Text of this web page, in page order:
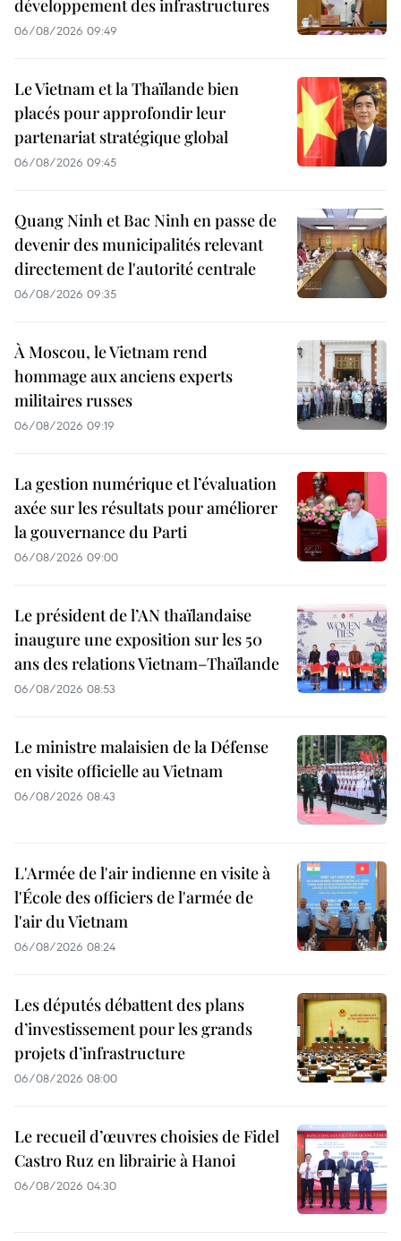
développement des infrastructures
06/08/2026 09:49
Le Vietnam et la Thaïlande bien
placés pour approfondir leur
partenariat stratégique global
06/08/2026 09:45
Quang Ninh et Bac Ninh en passe de
devenir des municipalités relevant
directement de l'autorité centrale
06/08/2026 09:35
À Moscou, le Vietnam rend
hommage aux anciens experts
militaires russes
06/08/2026 09:19
La gestion numérique et l’évaluation
axée sur les résultats pour améliorer
la gouvernance du Parti
06/08/2026 09:00
Le président de l’AN thaïlandaise
inaugure une exposition sur les 50
ans des relations Vietnam–Thaïlande
06/08/2026 08:53
Le ministre malaisien de la Défense
en visite officielle au Vietnam
06/08/2026 08:43
L'Armée de l'air indienne en visite à
l'École des officiers de l'armée de
l'air du Vietnam
06/08/2026 08:24
Les députés débattent des plans
d’investissement pour les grands
projets d’infrastructure
06/08/2026 08:00
Le recueil d’œuvres choisies de Fidel
Castro Ruz en librairie à Hanoi
06/08/2026 04:30